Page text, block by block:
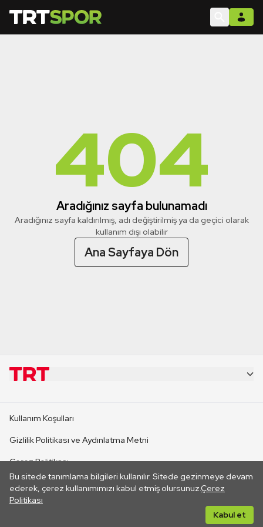
404
Aradığınız sayfa bulunamadı
Aradığınız sayfa kaldırılmış, adı değiştirilmiş ya da geçici olarak
kullanım dışı olabilir
Ana Sayfaya Dön
Bu sitede tanımlama bilgileri kullanılır. Sitede gezinmeye devam
ederek, çerez kullanımımızı kabul etmiş olursunuz.Çerez
Politikası
Kabul et
CANLI YAYINLAR
Kullanım Koşulları
Gizlilik Politikası ve Aydınlatma Metni
Çerez Politikası
İletişim
Her hakkı saklıdır. ©2026 TRT. Bağlantı yoluyla gidilen dış